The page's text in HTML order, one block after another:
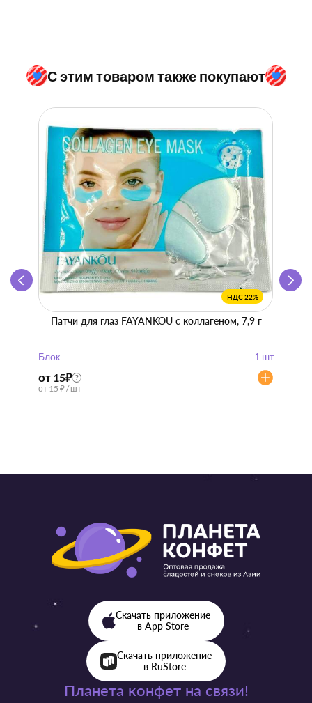
С этим товаром также покупают
НДС 22%
Патчи для глаз FAYANKOU с коллагеном, 7,9 г
Блок 1 шт
от 15₽ ?
от 15 ₽ / шт
Планета конфет на связи!
Скачать приложение
в App Store
Скачать приложение
в RuStore